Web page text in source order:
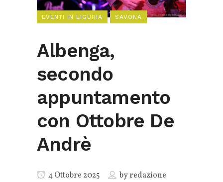
EVENTI IN LIGURIA SAVONA
Albenga,
secondo
appuntamento
con Ottobre De
Andrè
4 Ottobre 2025 byredazione